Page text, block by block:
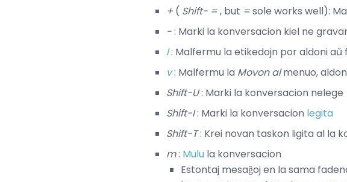
+ ( Shift- =, but =sole works well):
-: Marki la konversacion kiel ne
l: Malfermu la etikedojn por aldoni aŭ
v: Malfermu la Movon almenuo,
Shift-U: Marki la konversacion nelege
Shift-I: Marki la konversacion legita
Shift-T: Krei novan taskon ligita al la
m: Mulu la konversacion
Estontaj mesaĝoj en la sama